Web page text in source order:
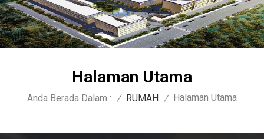
Halaman Utama
Anda Berada Dalam : / RUMAH / Halaman Utama